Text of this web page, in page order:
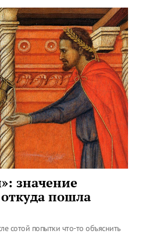
значение
пошла
сотой попытки что-то объяснить